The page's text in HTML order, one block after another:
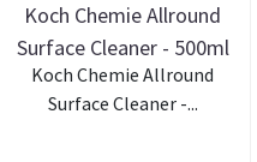
Koch Chemie Allround
Surface Cleaner - 500ml
Koch Chemie Allround
Surface Cleaner -...